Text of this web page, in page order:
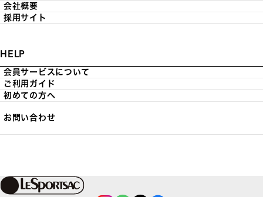
会社概要
採用サイト
HELP
会員サービスについて
ご利用ガイド
初めての方へ
お問い合わせ